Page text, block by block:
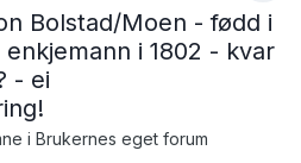
Bolstad/Moen - fødd i
i 1802 - kvar
- ei
i Brukernes eget forum